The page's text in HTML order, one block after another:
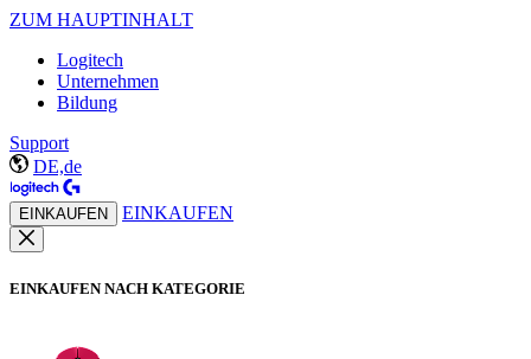
ZUM HAUPTINHALT
Logitech
Unternehmen
Bildung
Support
DE,de
EINKAUFEN EINKAUFEN
EINKAUFEN NACH KATEGORIE